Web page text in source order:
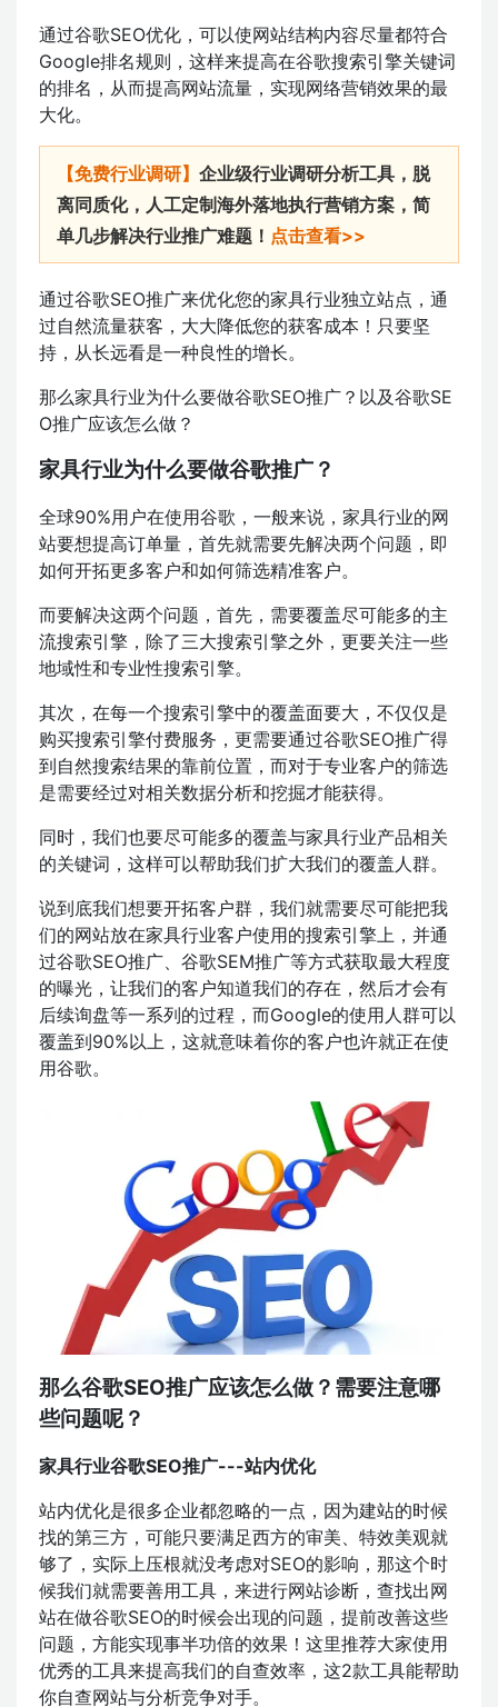
通过谷歌SEO优化，可以使网站结构内容尽量都符合
Google排名规则，这样来提高在谷歌搜索引擎关键词
的排名，从而提高网站流量，实现网络营销效果的最
大化。
【免费行业调研】 企业级行业调研分析工具，脱
离同质化，人工定制海外落地执行营销方案，简
单几步解决行业推广难题！ 点击查看>>
通过谷歌SEO推广来优化您的家具行业独立站点，通
过自然流量获客，大大降低您的获客成本！只要坚
持，从长远看是一种良性的增长。
那么家具行业为什么要做谷歌SEO推广？以及谷歌SE
O推广应该怎么做？
家具行业为什么要做谷歌推广？
全球90%用户在使用谷歌，一般来说，家具行业的网
站要想提高订单量，首先就需要先解决两个问题，即
如何开拓更多客户和如何筛选精准客户。
而要解决这两个问题，首先，需要覆盖尽可能多的主
流搜索引擎，除了三大搜索引擎之外，更要关注一些
地域性和专业性搜索引擎。
其次，在每一个搜索引擎中的覆盖面要大，不仅仅是
购买搜索引擎付费服务，更需要通过谷歌SEO推广得
到自然搜索结果的靠前位置，而对于专业客户的筛选
是需要经过对相关数据分析和挖掘才能获得。
同时，我们也要尽可能多的覆盖与家具行业产品相关
的关键词，这样可以帮助我们扩大我们的覆盖人群。
说到底我们想要开拓客户群，我们就需要尽可能把我
们的网站放在家具行业客户使用的搜索引擎上，并通
过谷歌SEO推广、谷歌SEM推广等方式获取最大程度
的曝光，让我们的客户知道我们的存在，然后才会有
后续询盘等一系列的过程，而Google的使用人群可以
覆盖到90%以上，这就意味着你的客户也许就正在使
用谷歌。
那么谷歌SEO推广应该怎么做？需要注意哪
些问题呢？
家具行业谷歌SEO推广---站内优化
站内优化是很多企业都忽略的一点，因为建站的时候
找的第三方，可能只要满足西方的审美、特效美观就
够了，实际上压根就没考虑对SEO的影响，那这个时
候我们就需要善用工具，来进行网站诊断，查找出网
站在做谷歌SEO的时候会出现的问题，提前改善这些
问题，方能实现事半功倍的效果！这里推荐大家使用
优秀的工具来提高我们的自查效率，这2款工具能帮助
你自查网站与分析竞争对手。